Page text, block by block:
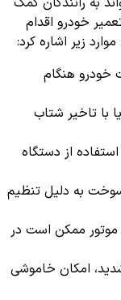
خودرو اقدام
زیر اشاره کرد:
خودرو هنگام
با تاخیر شتاب
استفاده از دستگاه
به دلیل تنظیم
موتور ممکن است در
امکان خاموشی